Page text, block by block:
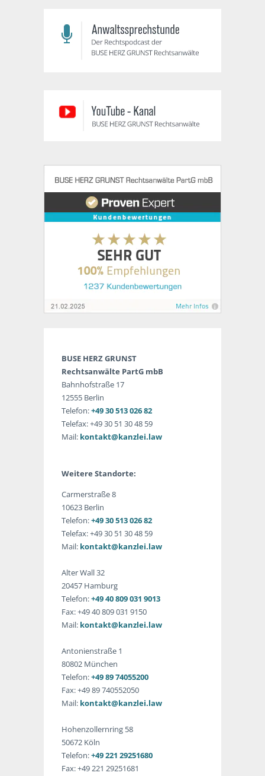
BUSE HERZ GRUNST
Rechtsanwälte PartG mbB
Bahnhofstraße 17
12555 Berlin
Telefon:+49 30 513 026 82
Telefax: +49 30 51 30 48 59
Mail: kontakt@kanzlei.law
Weitere Standorte:
Carmerstraße 8
10623 Berlin
Telefon:+49 30 513 026 82
Telefax: +49 30 51 30 48 59
Mail: kontakt@kanzlei.law
Alter Wall 32
20457 Hamburg
Telefon:+49 40 809 031 9013
Fax: +49 40 809 031 9150
Mail: kontakt@kanzlei.law
Antonienstraße 1
80802 München
Telefon:+49 89 74055200
Fax: +49 89 740552050
Mail: kontakt@kanzlei.law
Hohenzollernring 58
50672 Köln
Telefon:+49 221 29251680
Fax: +49 221 29251681